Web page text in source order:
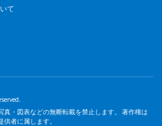
て
真・図表などの無断転載を禁止します。 著作権は
者に属します。